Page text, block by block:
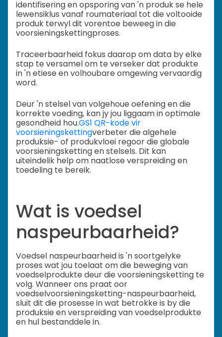
identifisering en opsporing van 'n produk se hele
lewensiklus vanaf roumateriaal tot die voltooide
produk terwyl dit vorentoe beweeg in die
voorsieningskettingproses.
Traceerbaarheid fokus daarop om data by elke
stap te versamel om te verseker dat produkte
in 'n etiese en volhoubare omgewing vervaardig
word.
Deur 'n stelsel van volgehoue oefening en die
korrekte voeding, kan jy jou liggaam in optimale
gesondheid hou.GS1 QR-kode vir
voorsieningskettingverbeter die algehele
produksie- of produkvloei regoor die globale
voorsieningsketting en stelsels. Dit kan
uiteindelik help om naatlose verspreiding en
toedeling te bereik.
Wat is voedsel
naspeurbaarheid?
Voedsel naspeurbaarheid is 'n soortgelyke
proses wat jou toelaat om die beweging van
voedselprodukte deur die voorsieningsketting te
volg. Wanneer ons praat oor
voedselvoorsieningsketting-naspeurbaarheid,
sluit dit die prosesse in wat betrokke is by die
produksie en verspreiding van voedselprodukte
en hul bestanddele in.